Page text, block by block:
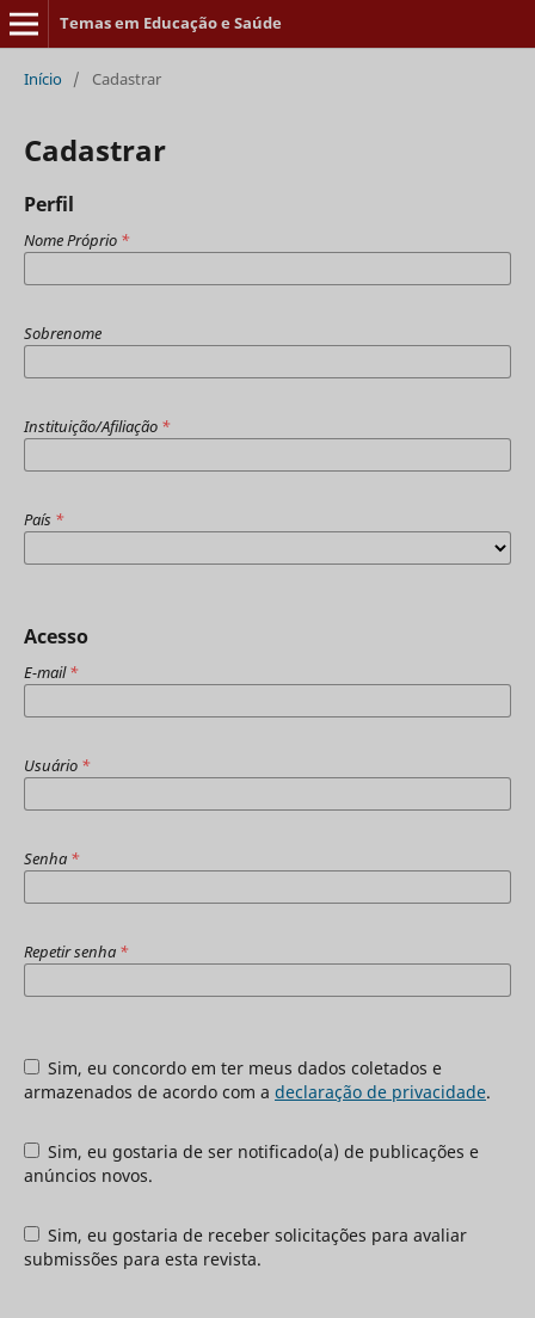
Temas em Educação e Saúde
Início / Cadastrar
Cadastrar
Perfil
Nome Próprio *
Sobrenome
Instituição/Afiliação *
País *
Acesso
E-mail*
Usuário *
Senha *
Repetir senha *
Sim, eu concordo em ter meus dados coletados e
armazenados de acordo com a declaração de privacidade.
Sim, eu gostaria de ser notificado(a) de publicações e
anúncios novos.
Sim, eu gostaria de receber solicitações para avaliar
submissões para esta revista.